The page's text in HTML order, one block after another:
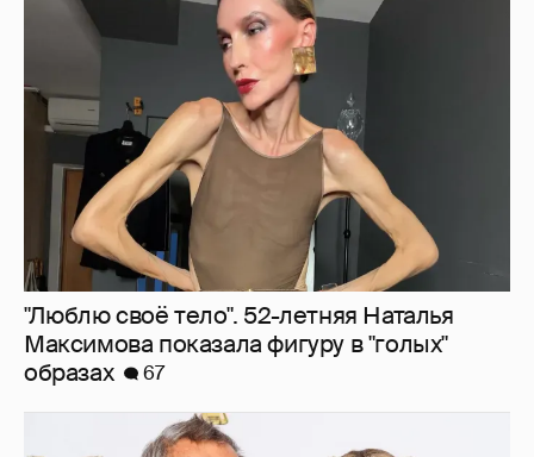
"Люблю своё тело". 52-летняя Наталья
Максимова показала фигуру в "голых"